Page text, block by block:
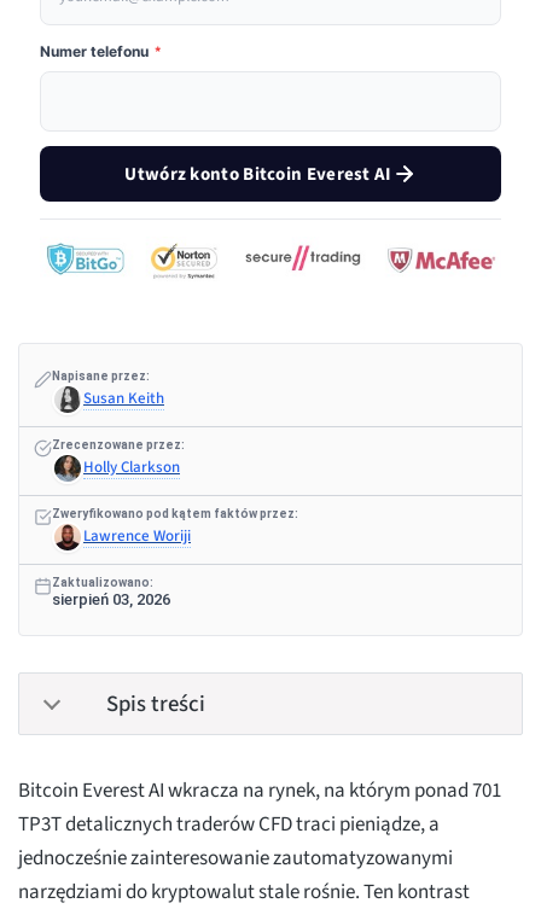
Numer telefonu *
Utwórz konto Bitcoin Everest AI
Napisane przez:
Susan Keith
Zrecenzowane przez:
Holly Clarkson
Zweryfikowano pod kątem faktów przez:
Lawrence Woriji
Zaktualizowano:
sierpień 03, 2026
Spis treści
Bitcoin Everest AI wkracza na rynek, na którym ponad 701
TP3T detalicznych traderów CFD traci pieniądze, a
jednocześnie zainteresowanie zautomatyzowanymi
narzędziami do kryptowalut stale rośnie. Ten kontrast